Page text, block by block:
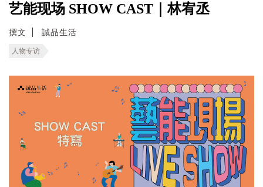
艺能现场 SHOW CAST｜林宥丞
撰文 誠品生活
人物专访